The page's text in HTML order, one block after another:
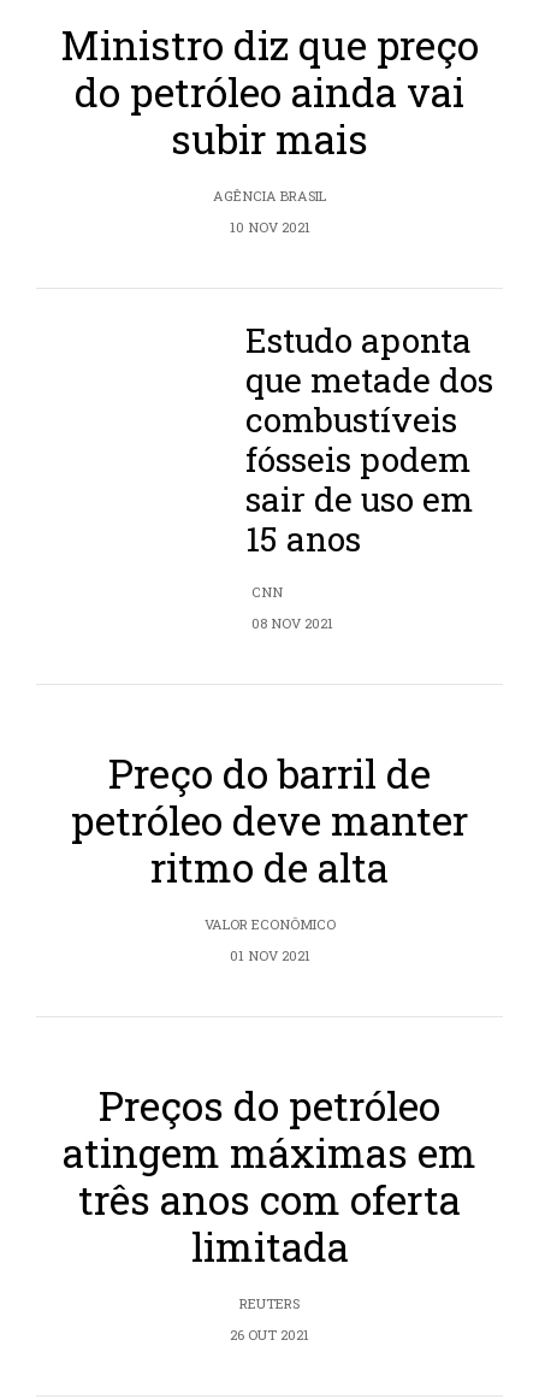
Ministro diz que preço
do petróleo ainda vai
subir mais
AGÊNCIA BRASIL
10 NOV 2021
Estudo aponta
que metade dos
combustíveis
fósseis podem
sair de uso em
15 anos
CNN
08 NOV 2021
Preço do barril de
petróleo deve manter
ritmo de alta
VALOR ECONÔMICO
01 NOV 2021
Preços do petróleo
atingem máximas em
três anos com oferta
limitada
REUTERS
26 OUT 2021